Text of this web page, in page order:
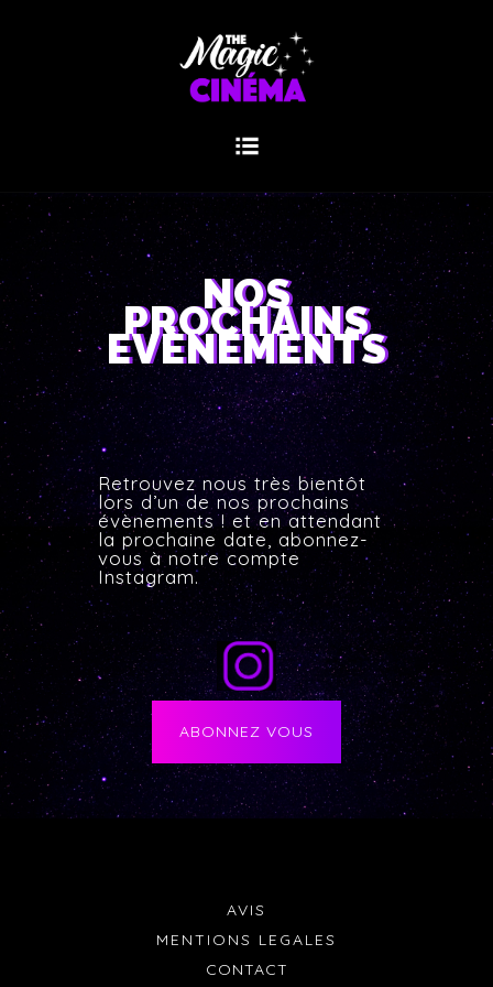
NOS
PROCHAINS
EVÈNEMENTS
Retrouvez nous très bientôt
lors d’un de nos prochains
évènements ! et en attendant
la prochaine date, abonnez-
vous à notre compte
Instagram.
ABONNEZ VOUS
AVIS
MENTIONS LEGALES
CONTACT